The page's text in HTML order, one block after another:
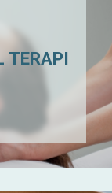
TERAPI